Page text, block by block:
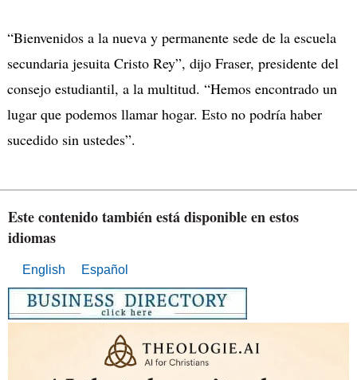
“Bienvenidos a la nueva y permanente sede de la escuela
secundaria jesuita Cristo Rey”, dijo Fraser, presidente del
consejo estudiantil, a la multitud. “Hemos encontrado un
lugar que podemos llamar hogar. Esto no podría haber
sucedido sin ustedes”.
Este contenido también está disponible en estos
idiomas
English Español